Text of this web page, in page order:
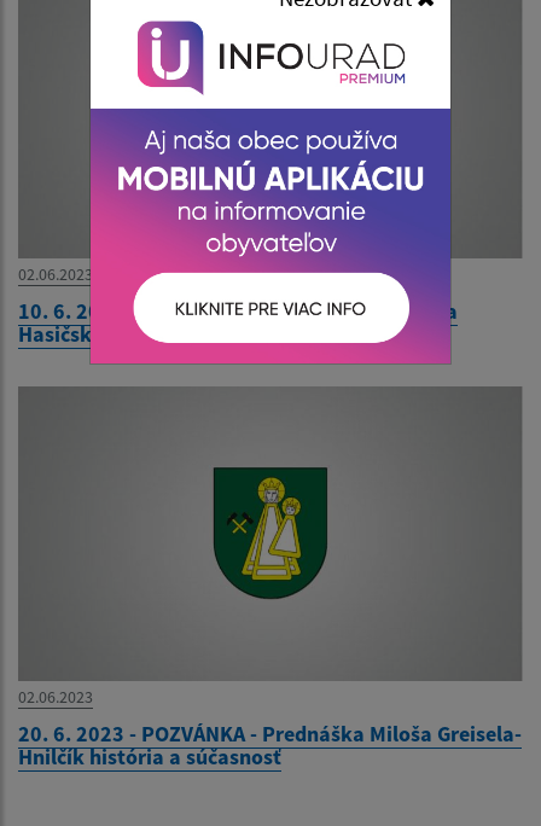
02.06.2023
10. 6. 2023 - POZVÁNKA - Územná súťaž DHZ a
Hasičského dorastu
02.06.2023
20. 6. 2023 - POZVÁNKA - Prednáška Miloša Greisela-
Hnilčík história a súčasnosť